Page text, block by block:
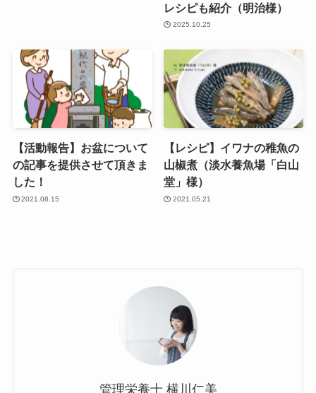
レシピも紹介（明治様）
2025.10.25
【活動報告】お盆について
の記事を提供させて頂きま
した！
2021.08.15
【レシピ】イワナの稚魚の
山椒煮（淡水養魚場「白山
堂」様）
2021.05.21
管理栄養士 横川仁美